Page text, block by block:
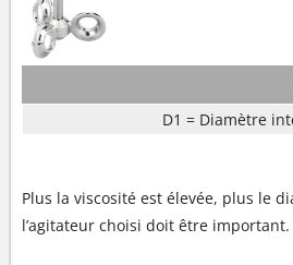
D1 = Diamètre
Plus la viscosité est élevée, plus le
l’agitateur choisi doit être important.